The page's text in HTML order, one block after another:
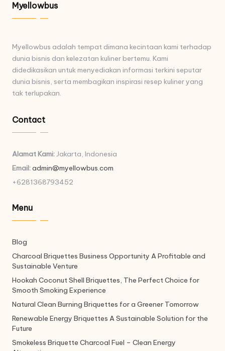
Myellowbus
Myellowbus adalah tempat dimana kecintaan kami terhadap
dunia bisnis dan kelezatan kuliner bertemu. Kami
didedikasikan untuk menyediakan informasi terkini seputar
dunia bisnis, serta membagikan inspirasi resep kuliner yang
tak terlupakan.
Contact
Alamat Kami:Jakarta, Indonesia
Email:admin@myellowbus.com
+6281368793452
Menu
Blog
Charcoal Briquettes Business Opportunity A Profitable and
Sustainable Venture
Hookah Coconut Shell Briquettes, The Perfect Choice for
Smooth Smoking Experience
Natural Clean Burning Briquettes for a Greener Tomorrow
Renewable Energy Briquettes A Sustainable Solution for the
Future
Smokeless Briquette Charcoal Fuel – Clean Energy